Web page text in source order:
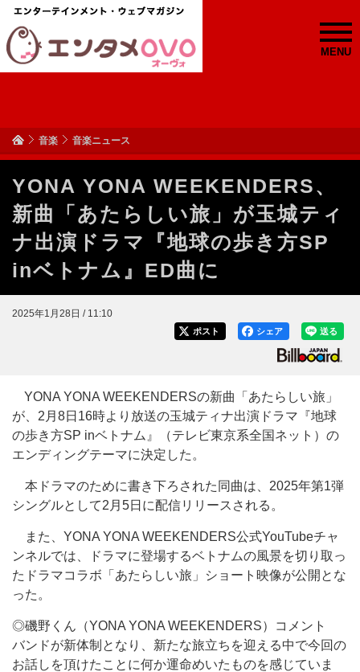
MENU
音楽 音楽ニュース
YONA YONA WEEKENDERS、
新曲「あたらしい旅」が玉城ティ
ナ出演ドラマ『地球の歩き方SP
inベトナム』ED曲に
2025年1月28日 / 11:10
送る
シェア
ポスト
YONA YONA WEEKENDERSの新曲「あたらしい旅」
が、2月8日16時より放送の玉城ティナ出演ドラマ『地球
の歩き方SP inベトナム』（テレビ東京系全国ネット）の
エンディングテーマに決定した。
本ドラマのために書き下ろされた同曲は、2025年第1弾
シングルとして2月5日に配信リリースされる。
また、YONA YONA WEEKENDERS公式YouTubeチャ
ンネルでは、ドラマに登場するベトナムの風景を切り取っ
たドラマコラボ「あたらしい旅」ショート映像が公開とな
った。
◎磯野くん（YONA YONA WEEKENDERS）コメント
バンドが新体制となり、新たな旅立ちを迎える中で今回の
お話しを頂けたことに何か運命めいたものを感じていま